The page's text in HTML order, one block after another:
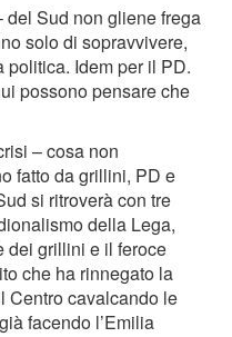
del Sud non gliene frega
solo di sopravvivere,
Idem per il PD.
possono pensare che
– cosa non
fatto da grillini, PD e
si ritroverà con tre
della Lega,
dei grillini e il feroce
che ha rinnegato la
Centro cavalcando le
facendo l’Emilia